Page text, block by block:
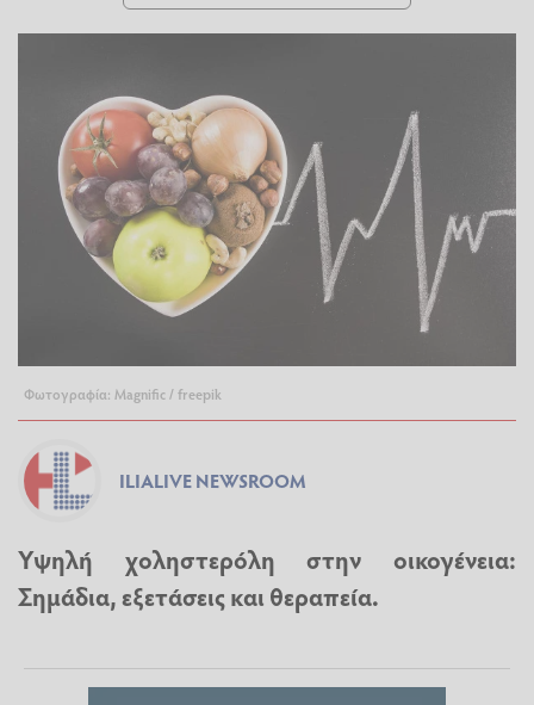
Φωτογραφία: Magnific / freepik
ILIALIVE NEWSROOM
Υψηλή χοληστερόλη στην οικογένεια:
Σημάδια, εξετάσεις και θεραπεία.